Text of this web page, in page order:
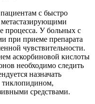
с быстро
процесса. У больных с
при приеме препарата
чувствительности.
аскорбиновой кислоты
необходимо следить
назначать
тиклопидином,
средствами.